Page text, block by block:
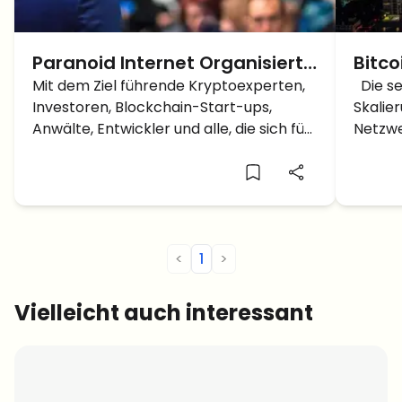
Paranoid Internet Organisiert
C3: Deutschlands Größte
Crypto Conference
(weitergeleitet)
Mit dem Ziel führende Kryptoexperten,
Investoren, Blockchain-Start-ups,
Anwälte, Entwickler und alle, die sich für
Technologie interessieren, unter einen
ins Leben gerufen. Paranoid Internet […]
Die
< 1 >
Vielleicht auch interessant